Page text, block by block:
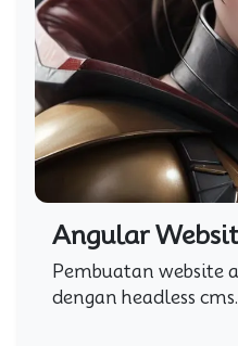
Angular
Pembuatan website
dengan headless cms.